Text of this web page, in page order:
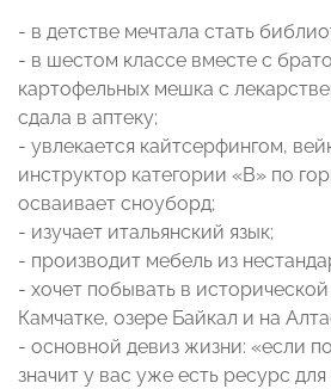
- в детстве мечтала стать
- в шестом классе вместе с
картофельных мешка с
сдала в аптеку;
- увлекается кайтсерфингом,
инструктор категории «B» по
осваивает сноуборд;
- изучает итальянский язык;
- производит мебель из
- хочет побывать в
Камчатке, озере Байкал и на
- основной девиз жизни: «если
значит у вас уже есть ресурс